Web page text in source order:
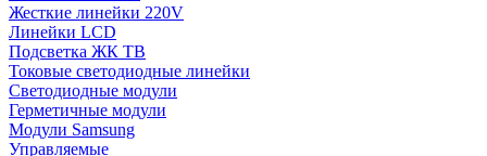
Жесткие линейки 220V
Линейки LCD
Подсветка ЖК ТВ
Токовые светодиодные линейки
Светодиодные модули
Герметичные модули
Модули Samsung
Управляемые